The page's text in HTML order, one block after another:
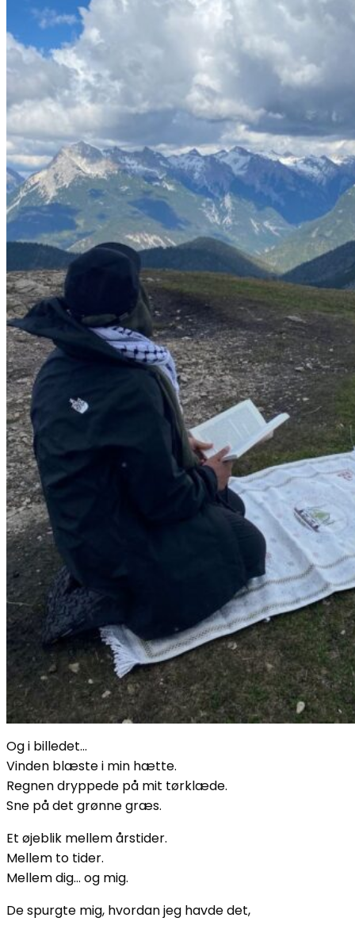
Og i billedet…
Vinden blæste i min hætte.
Regnen dryppede på mit tørklæde.
Sne på det grønne græs.
Et øjeblik mellem årstider.
Mellem to tider.
Mellem dig… og mig.
De spurgte mig, hvordan jeg havde det,